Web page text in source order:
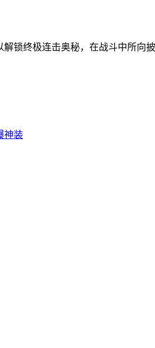
锁终极连击奥秘，在战斗中所向
神装